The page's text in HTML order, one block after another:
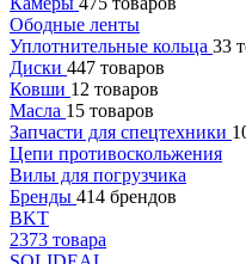
Ободные ленты
Уплотнительные кольца 33
Диски 447 товаров
Ковши 12 товаров
Масла 15 товаров
Запчасти для спецтехники
Цепи противоскольжения
Вилы для погрузчика
Бренды 414 брендов
BKT
2373 товара